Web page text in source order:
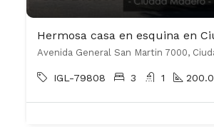
IGL-79808 3 1